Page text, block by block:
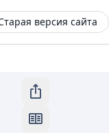
версия сайта